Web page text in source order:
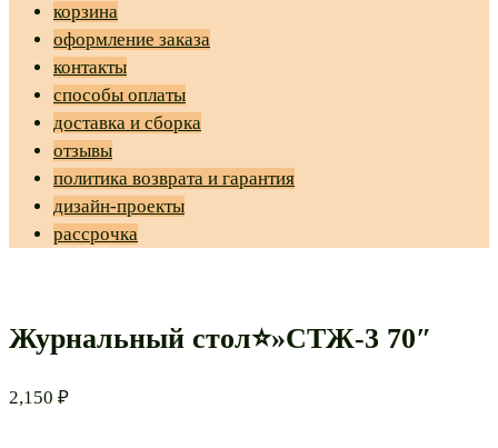
корзина
оформление заказа
контакты
способы оплаты
доставка и сборка
отзывы
политика возврата и гарантия
дизайн-проекты
рассрочка
Журнальный стол⭐»СТЖ-3 70″
2,150 ₽